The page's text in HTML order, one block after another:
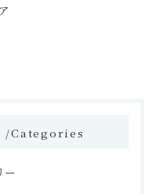
Categories
ー